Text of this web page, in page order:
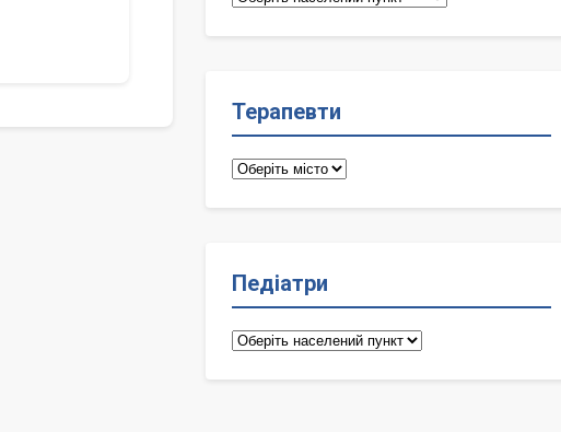
Терапевти
Терапевти
Педіатри
Педіатри